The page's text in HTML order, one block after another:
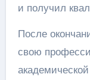
и получил
После
свою